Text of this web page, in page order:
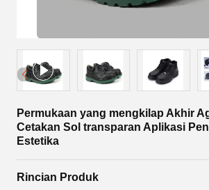
Permukaan yang mengkilap Akhir
Cetakan Sol transparan Aplikasi
Estetika
Rincian Produk